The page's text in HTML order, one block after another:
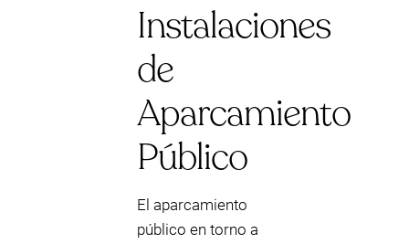
Instalaciones
de
Aparcamiento
Público
El aparcamiento
público en torno a